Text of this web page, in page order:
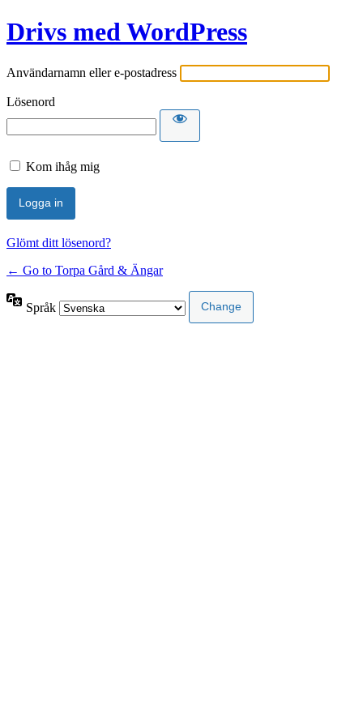
Drivs med WordPress
Användarnamn eller e-postadress
Lösenord
Kom ihåg mig
Glömt ditt lösenord?
← Go to Torpa Gård & Ängar
Språk